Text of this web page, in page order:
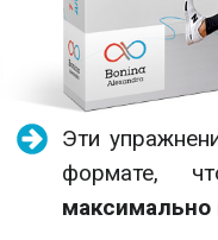
Эти
формате,
максимально